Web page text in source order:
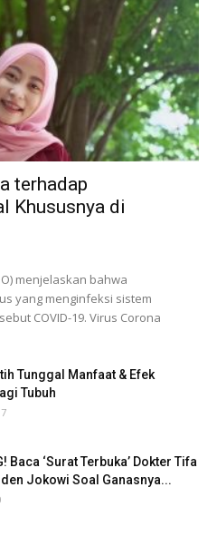
terhadap
Khususnya di
menjelaskan bahwa
yang menginfeksi sistem
COVID-19. Virus Corona
Tunggal Manfaat & Efek
Tubuh
Baca ‘Surat Terbuka’ Dokter Tifa
Jokowi Soal Ganasnya...